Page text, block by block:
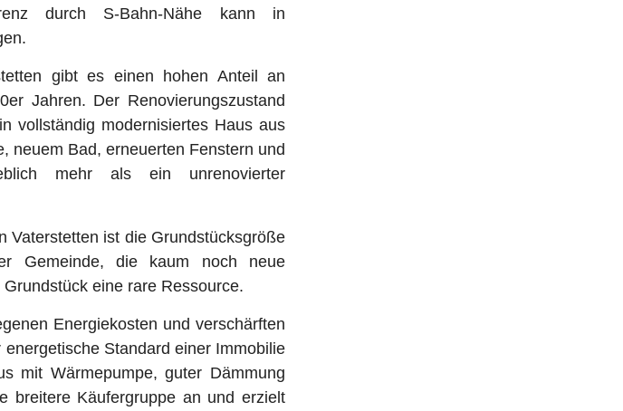
durch S-Bahn-Nähe kann in
gibt es einen hohen Anteil an
Jahren. Der Renovierungszustand
vollständig modernisiertes Haus aus
neuem Bad, erneuerten Fenstern und
mehr als ein unrenovierter
Vaterstetten ist die Grundstücksgröße
Gemeinde, die kaum noch neue
eine rare Ressource.
Energiekosten und verschärften
Standard einer Immobilie
mit Wärmepumpe, guter Dämmung
breitere Käufergruppe an und erzielt